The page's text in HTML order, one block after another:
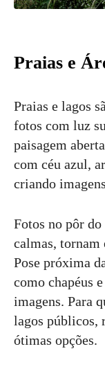
Praias e
Praias e lagos
fotos com luz
paisagem
com céu azul,
criando
Fotos no pôr
calmas, tornam
Pose próxima
como chapéus
imagens. Para
lagos públicos,
ótimas opções.